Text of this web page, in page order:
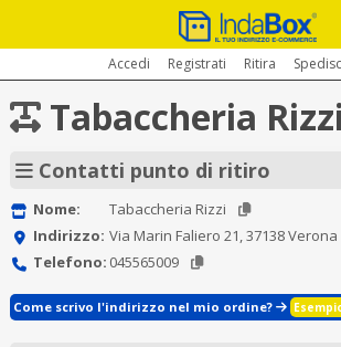
Accedi Registrati Ritira
Tabaccheria Rizzi
Contatti punto di ritiro
Nome:
Tabaccheria Rizzi
Indirizzo: Via Marin Faliero 21, 37138 Verona
Telefono: 045565009
Come scrivo l'indirizzo nel mio ordine?